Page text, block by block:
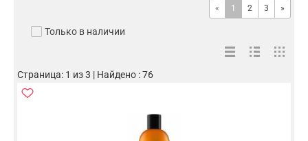
« 1 2 3 »
Только в наличии
Страница: 1 из 3 | Найдено : 76